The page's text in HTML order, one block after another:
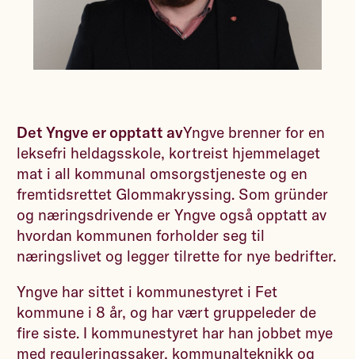
Det Yngve er opptatt avYngve brenner for en
leksefri heldagsskole, kortreist hjemmelaget
mat i all kommunal omsorgstjeneste og en
fremtidsrettet Glommakryssing. Som gründer
og næringsdrivende er Yngve også opptatt av
hvordan kommunen forholder seg til
næringslivet og legger tilrette for nye bedrifter.
Yngve har sittet i kommunestyret i Fet
kommune i 8 år, og har vært gruppeleder de
fire siste. I kommunestyret har han jobbet mye
med reguleringssaker, kommunalteknikk og